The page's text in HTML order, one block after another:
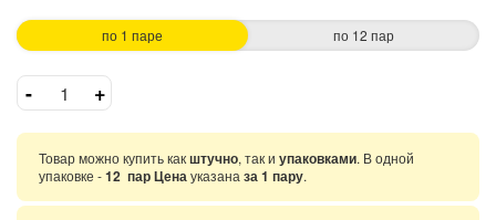
по 1 паре по 12 пар
- +
Товар можно купить какштучно, так и упаковками. В одной
упаковке -12 пар Ценауказана за 1 пару.